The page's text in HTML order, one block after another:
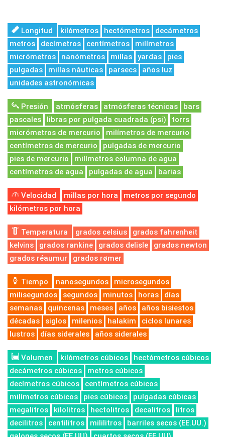
Longitud kilómetros hectómetros
decámetros
metros
decímetros centímetros
milímetros
micrómetros
nanómetros millas yardas
pies
pulgadas
millas náuticas parsecs
años luz
unidades astronómicas
Presión atmósferas atmósferas técnicas
bars
pascales
libras por pulgada cuadrada (psi)
torrs
micrómetros de mercurio
milímetros de mercurio
centímetros de mercurio
pulgadas de mercurio
pies de mercurio
milímetros columna de agua
centímetros de agua
pulgadas de agua barias
Velocidad millas por hora
metros por segundo
kilómetros por hora
Temperatura grados celsius
grados fahrenheit
kelvins
grados rankine grados delisle
grados newton
grados réaumur
grados rømer
Tiempo nanosegundos
microsegundos
milisegundos
segundos minutos horas
días
semanas
quincenas meses años
años bisiestos
décadas
siglos milenios halakim
ciclos lunares
lustros
días siderales años siderales
Volumen kilómetros cúbicos
hectómetros cúbicos
decámetros cúbicos
metros cúbicos
decímetros cúbicos
centímetros cúbicos
milímetros cúbicos
pies cúbicos
pulgadas cúbicas
megalitros
kilolitros hectolitros decalitros
litros
decilitros
centilitros mililitros
barriles secos (EE.UU.)